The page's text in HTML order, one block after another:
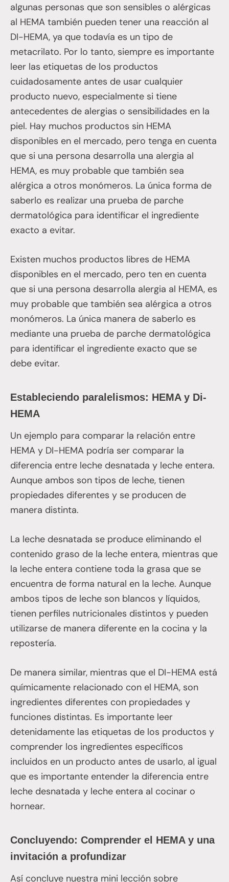
algunas personas que son sensibles o alérgicas
al HEMA también pueden tener una reacción al
DI-HEMA, ya que todavía es un tipo de
metacrilato. Por lo tanto, siempre es importante
leer las etiquetas de los productos
cuidadosamente antes de usar cualquier
producto nuevo, especialmente si tiene
antecedentes de alergias o sensibilidades en la
piel. Hay muchos productos sin HEMA
disponibles en el mercado, pero tenga en cuenta
que si una persona desarrolla una alergia al
HEMA, es muy probable que también sea
alérgica a otros monómeros. La única forma de
saberlo es realizar una prueba de parche
dermatológica para identificar el ingrediente
exacto a evitar.
Existen muchos productos libres de HEMA
disponibles en el mercado, pero ten en cuenta
que si una persona desarrolla alergia al HEMA, es
muy probable que también sea alérgica a otros
monómeros. La única manera de saberlo es
mediante una prueba de parche dermatológica
para identificar el ingrediente exacto que se
debe evitar.
Estableciendo paralelismos: HEMA y Di-
HEMA
Un ejemplo para comparar la relación entre
HEMA y DI-HEMA podría ser comparar la
diferencia entre leche desnatada y leche entera.
Aunque ambos son tipos de leche, tienen
propiedades diferentes y se producen de
manera distinta.
La leche desnatada se produce eliminando el
contenido graso de la leche entera, mientras que
la leche entera contiene toda la grasa que se
encuentra de forma natural en la leche. Aunque
ambos tipos de leche son blancos y líquidos,
tienen perfiles nutricionales distintos y pueden
utilizarse de manera diferente en la cocina y la
repostería.
De manera similar, mientras que el DI-HEMA está
químicamente relacionado con el HEMA, son
ingredientes diferentes con propiedades y
funciones distintas. Es importante leer
detenidamente las etiquetas de los productos y
comprender los ingredientes específicos
incluidos en un producto antes de usarlo, al igual
que es importante entender la diferencia entre
leche desnatada y leche entera al cocinar o
hornear.
Concluyendo: Comprender el HEMA y una
invitación a profundizar
Así concluye nuestra mini lección sobre